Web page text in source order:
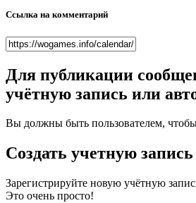
Ссылка на комментарий
Для публикации
учётную запись или
Вы должны быть пользователем,
Создать учетную запись
Зарегистрируйте новую учётную
Это очень просто!